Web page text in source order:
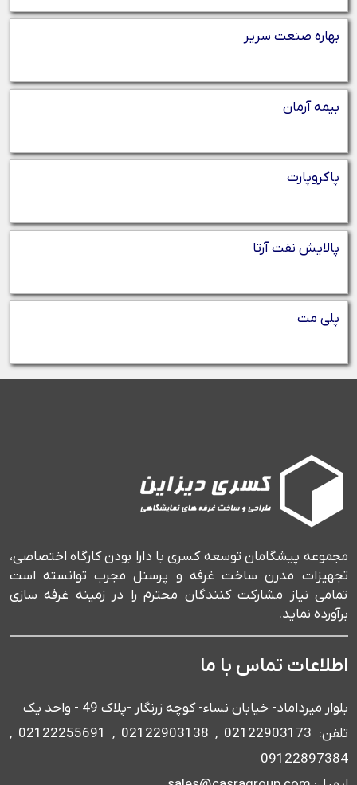
بهاره صنعت سریر
بیمه آرمان
پاکروپارت
پالایش نفت آرتا
پلی مت
مجموعه پیشگامان توسعه کسری با دارا بودن کارگاه اختصاصی،
تجهیزات مدرن ساخت غرفه و پرسنل مجرب توانسته است
تمامی نیاز مشارکت کنندگان محترم را در زمینه غرفه سازی
برآورده نماید.
اطلاعات تماس با ما
بلوار میرداماد- خیابان نساء- کوچه زرنگار -پلاک 49 - واحد یک
تلفن: 02122903173 , 02122903138 , 02122255691 ,
09122897384